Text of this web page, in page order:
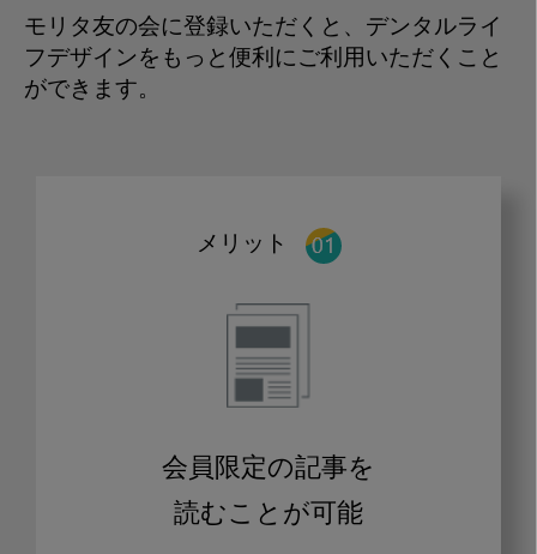
モリタ友の会に登録いただくと、デンタルライ
フデザインをもっと便利にご利用いただくこと
ができます。
メリット
会員限定の記事を
読むことが可能